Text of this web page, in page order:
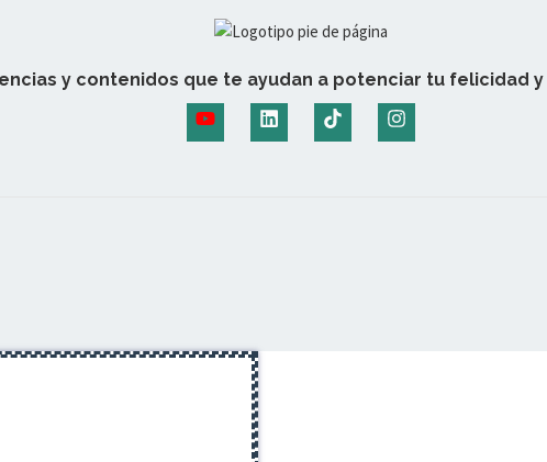
y contenidos que te ayudan a potenciar tu felicidad